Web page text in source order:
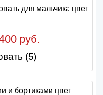
руб.
(5)